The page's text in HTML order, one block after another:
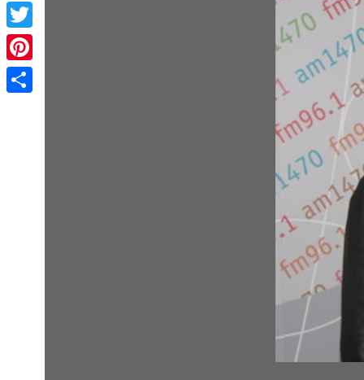
Facebook
Twitter
Pinterest